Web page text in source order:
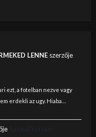
LENNEszerzője
ezt, a fotelban nezve vagy
erdekli az ugy. Hiaba…